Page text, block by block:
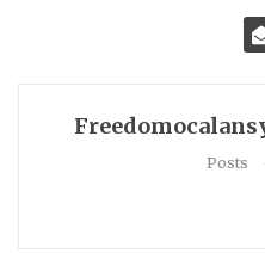
Posts